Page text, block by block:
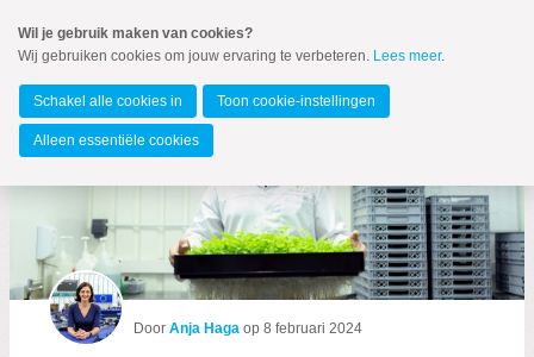
naar
Spring
de
inhoud
Spring
naar
MENU
Zoeken:
Door Anja Haga op 8 februari 2024
Wil je gebruik maken van cookies?
Wij gebruiken cookies om jouw ervaring te verbeteren. Lees meer.
Schakel alle cookies in Toon cookie-instellingen
Alleen essentiële cookies